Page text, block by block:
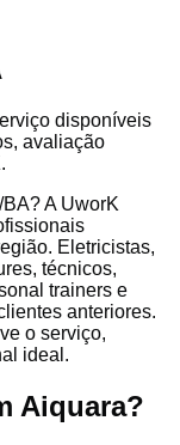
disponíveis
avaliação
A UworK
Eletricistas,
técnicos,
trainers e
anteriores.
o serviço,
ideal.
Aiquara?